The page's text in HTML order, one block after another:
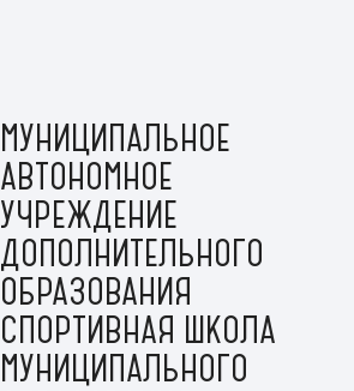
МУНИЦИПАЛЬНОЕ
АВТОНОМНОЕ
УЧРЕЖДЕНИЕ
ДОПОЛНИТЕЛЬНОГО
ОБРАЗОВАНИЯ
СПОРТИВНАЯ ШКОЛА
МУНИЦИПАЛЬНОГО